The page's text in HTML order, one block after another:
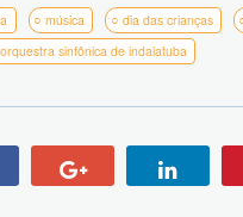
música dia das crianças
orquestra sinfônica de indaiatuba